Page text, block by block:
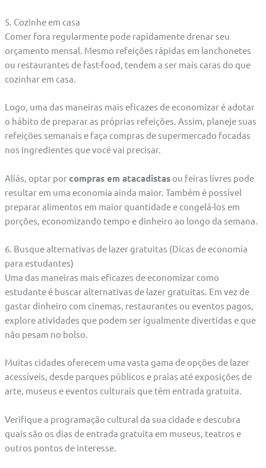
5. Cozinhe em casa
Comer fora regularmente pode rapidamente drenar seu
orçamento mensal. Mesmo refeições rápidas em lanchonetes
ou restaurantes de fast-food, tendem a ser mais caras do que
cozinhar em casa.
Logo, uma das maneiras mais eficazes de economizar é adotar
o hábito de preparar as próprias refeições. Assim, planeje suas
refeições semanais e faça compras de supermercado focadas
nos ingredientes que você vai precisar.
Aliás, optar porcompras em atacadistasou feiras livres pode
resultar em uma economia ainda maior. Também é possível
preparar alimentos em maior quantidade e congelá-los em
porções, economizando tempo e dinheiro ao longo da semana.
6. Busque alternativas de lazer gratuitas (Dicas de economia
para estudantes)
Uma das maneiras mais eficazes de economizar como
estudante é buscar alternativas de lazer gratuitas. Em vez de
gastar dinheiro com cinemas, restaurantes ou eventos pagos,
explore atividades que podem ser igualmente divertidas e que
não pesam no bolso.
Muitas cidades oferecem uma vasta gama de opções de lazer
acessíveis, desde parques públicos e praias até exposições de
arte, museus e eventos culturais que têm entrada gratuita.
Verifique a programação cultural da sua cidade e descubra
quais são os dias de entrada gratuita em museus, teatros e
outros pontos de interesse.